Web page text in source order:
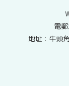
電
地址：牛頭